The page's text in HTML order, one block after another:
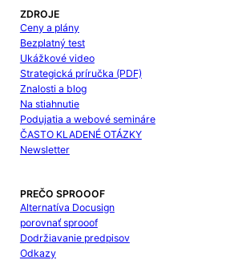
ZDROJE
Ceny a plány
Bezplatný test
Ukážkové video
Strategická príručka (PDF)
Znalosti a blog
Na stiahnutie
Podujatia a webové semináre
ČASTO KLADENÉ OTÁZKY
Newsletter
PREČO SPROOOF
Alternatíva Docusign
porovnať sprooof
Dodržiavanie predpisov
Odkazy